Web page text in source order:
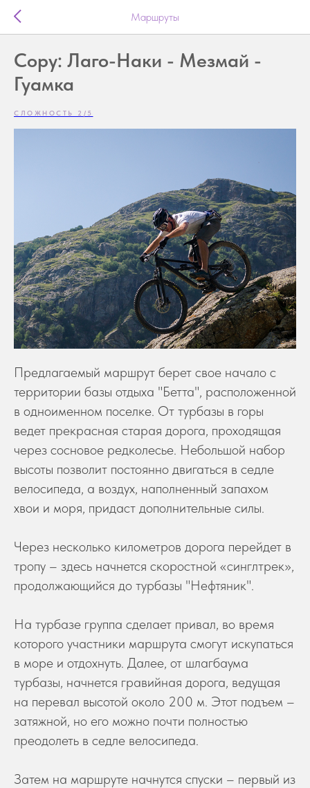
Маршруты
Copy: Лаго-Наки - Мезмай -
Гуамка
СЛОЖНОСТЬ 2/5
Предлагаемый маршрут берет свое начало с
территории базы отдыха "Бетта", расположенной
в одноименном поселке. От турбазы в горы
ведет прекрасная старая дорога, проходящая
через сосновое редколесье. Небольшой набор
высоты позволит постоянно двигаться в седле
велосипеда, а воздух, наполненный запахом
хвои и моря, придаст дополнительные силы.
Через несколько километров дорога перейдет в
тропу – здесь начнется скоростной «синглтрек»,
продолжающийся до турбазы "Нефтяник".
На турбазе группа сделает привал, во время
которого участники маршрута смогут искупаться
в море и отдохнуть. Далее, от шлагбаума
турбазы, начнется гравийная дорога, ведущая
на перевал высотой около 200 м. Этот подъем –
затяжной, но его можно почти полностью
преодолеть в седле велосипеда.
Затем на маршруте начнутся спуски – первый из